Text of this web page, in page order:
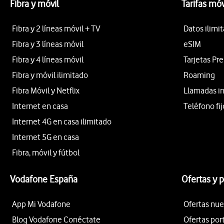
Fibra y móvil
Fibra y 2 líneas móvil + TV
Fibra y 3 líneas móvil
Fibra y 4 líneas móvil
Fibra y móvil ilimitado
Fibra Móvil y Netflix
Internet en casa
Internet 4G en casa ilimitado
Internet 5G en casa
Fibra, móvil y fútbol
Tarifas
Datos
eSIM
Tarjetas
Roaming
Llamadas
Teléfono
Vodafone España
App Mi Vodafone
Blog Vodafone Conéctate
Ofertas y
Ofertas
Ofertas